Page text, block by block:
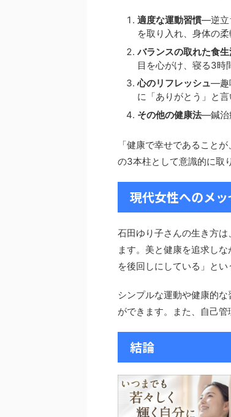
適度な運動習慣—逆立
を取り入れ、身体の柔
バランスの取れた食
目を心がけ、寝る3時
心のリフレッシュ—趣
に「ありがとう」と
その他の健康法—鍼治
「健康で幸せであること
の3本柱として意識的に取
現代女性へのメ
石田ゆり子さんの生き方
ます。美と健康を追求し
を後回しにしている」とい
シンプルな運動や健康的
ができます。また、自己
結論